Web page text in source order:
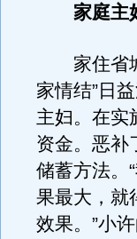
家庭主
家住省城
家情结”日
主妇。在实
资金。恶补
储蓄方法。
果最大，就
效果。”小